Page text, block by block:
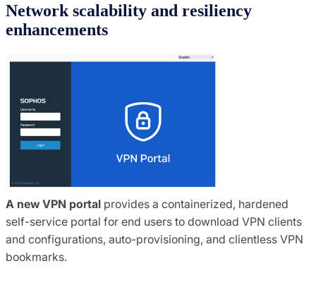
Network scalability and resiliency
enhancements
A new VPN portal provides a containerized, hardened
self-service portal for end users to download VPN clients
and configurations, auto-provisioning, and clientless VPN
bookmarks.